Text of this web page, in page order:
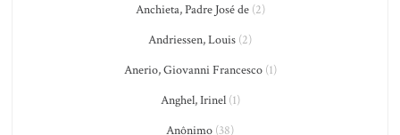
Anchieta, Padre José de(2)
Andriessen, Louis (2)
Anerio, Giovanni Francesco(1)
Anghel, Irinel(1)
Anônimo (38)